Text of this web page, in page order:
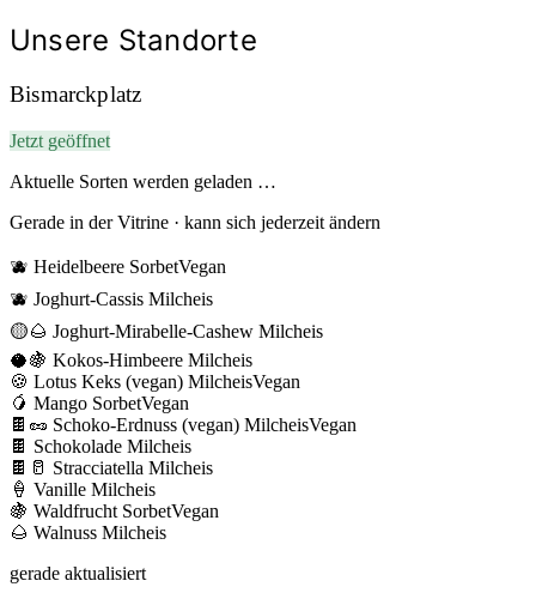
Unsere Standorte
Bismarckplatz
Jetzt geöffnet
Aktuelle Sorten werden geladen …
Gerade in der Vitrine · kann sich jederzeit ändern
🫐 Heidelbeere SorbetVegan
🫐 Joghurt-Cassis Milcheis
🟡🌰 Joghurt-Mirabelle-Cashew Milcheis
🥥🍇 Kokos-Himbeere Milcheis
🍪 Lotus Keks (vegan) MilcheisVegan
🥭 Mango SorbetVegan
🍫🥜 Schoko-Erdnuss (vegan) MilcheisVegan
🍫 Schokolade Milcheis
🍫🥛 Stracciatella Milcheis
🍦 Vanille Milcheis
🍇 Waldfrucht SorbetVegan
🌰 Walnuss Milcheis
gerade aktualisiert